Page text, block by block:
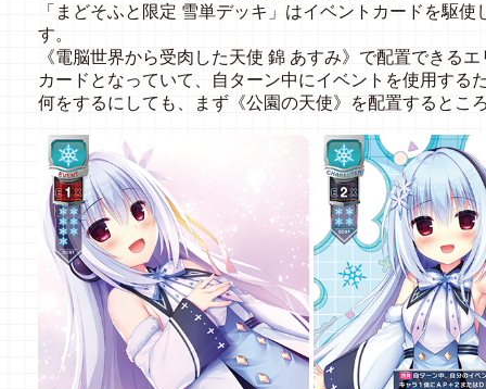
「まどそふと限定 雪単デッキ」はイベントカードを駆
す。
《電脳世界から受肉した天使 錦 あすみ》で配置できる
カードとなっていて、自ターン中にイベントを使用する
何をするにしても、まず《公園の天使》を配置するとこ